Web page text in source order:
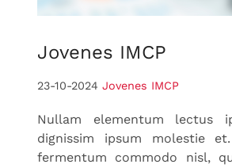
Jovenes IMCP
23-10-2024 Jovenes IMCP
Nullam elementum lectus
dignissim ipsum molestie et.
fermentum commodo nisl,